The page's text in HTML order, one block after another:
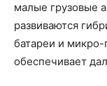
малые грузовые
развиваются
батареи и микро-
обеспечивает